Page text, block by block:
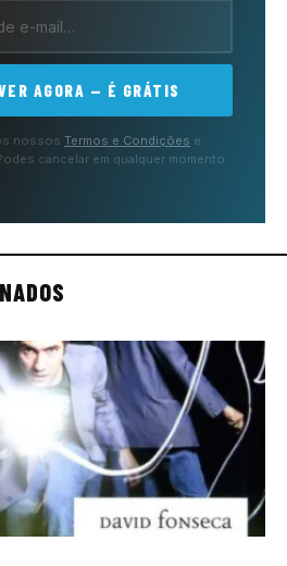
AGORA — É GRÁTIS
nossos Termos e Condições e
cancelar em qualquer momento.